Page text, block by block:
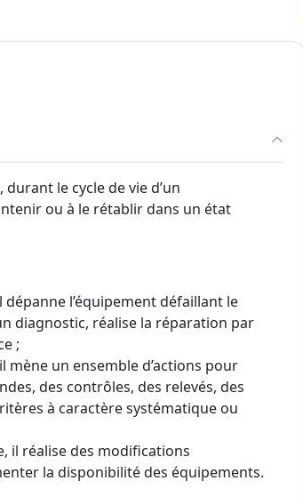
le cycle de vie d’un
ou à le rétablir dans un état
l’équipement défaillant le
diagnostic, réalise la réparation par
;
mène un ensemble d’actions pour
des contrôles, des relevés, des
à caractère systématique ou
il réalise des modifications
la disponibilité des équipements.